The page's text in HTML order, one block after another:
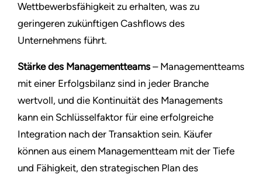
Wettbewerbsfähigkeit zu erhalten, was zu
geringeren zukünftigen Cashflows des
Unternehmens führt.
Stärke des Managementteams – Managementteams
mit einer Erfolgsbilanz sind in jeder Branche
wertvoll, und die Kontinuität des Managements
kann ein Schlüsselfaktor für eine erfolgreiche
Integration nach der Transaktion sein. Käufer
können aus einem Managementteam mit der Tiefe
und Fähigkeit, den strategischen Plan des